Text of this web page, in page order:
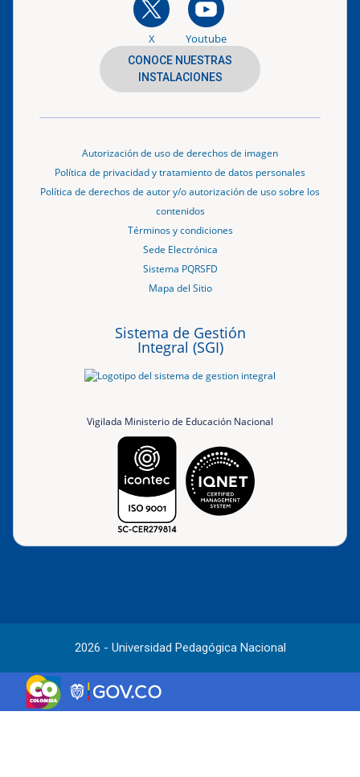
X Youtube
CONOCE NUESTRAS
INSTALACIONES
Autorización de uso de derechos de imagen
Política de privacidad y tratamiento de datos personales
Política de derechos de autor y/o autorización de uso sobre los
contenidos
Términos y condiciones
Sede Electrónica
Sistema PQRSFD
Mapa del Sitio
Sistema de Gestión
Integral (SGI)
Vigilada Ministerio de Educación Nacional
2026 - Universidad Pedagógica Nacional